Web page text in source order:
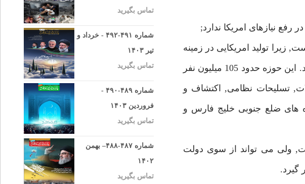
زيرا توليد امريكايى در زمينه
كالا و خدمات در عرصه هاى مختلف مطرح بوده و بازار جذب در منطقه ژئوپلتيكى خليج فارس دارد. اين حوزه حدود 105 ميليون نفر
آلات, تسليحات نظامى, اكتشاف و
هاى ضلع جنوبى خليج فارس و
ولى مى تواند از سوى دولت
گيرد.
تماس بگیرید
شماره ۴۹۱-۴۹۲ - خرداد و
تیر ۱۴۰۳
تماس بگیرید
شماره ۴۸۹-۴۹۰ -
فروردین ۱۴۰۳
تماس بگیرید
شماره ۴۸۷-۴۸۸– بهمن
۱۴۰۲
تماس بگیرید